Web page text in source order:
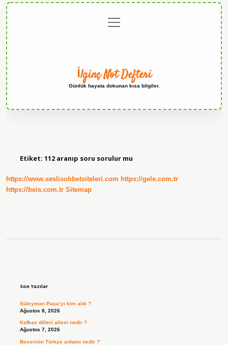
menüyü
aç
İlginç Not Defteri
Günlük hayata dokunan kısa bilgiler.
Etiket: 112 aranıp soru sorulur mu
https://www.seslisohbetsiteleri.com https://gele.com.tr
https://beis.com.tr Sitemap
Son Yazılar
Süleyman Paşa’yı kim aldı ?
Ağustos 8, 2026
Kafkas dilleri ailesi nedir ?
Ağustos 7, 2026
Becerinin Türkçe anlamı nedir ?